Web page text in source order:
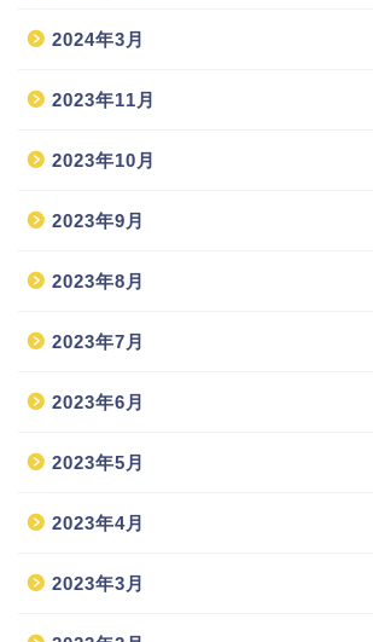
2024年3月
2023年11月
2023年10月
2023年9月
2023年8月
2023年7月
2023年6月
2023年5月
2023年4月
2023年3月